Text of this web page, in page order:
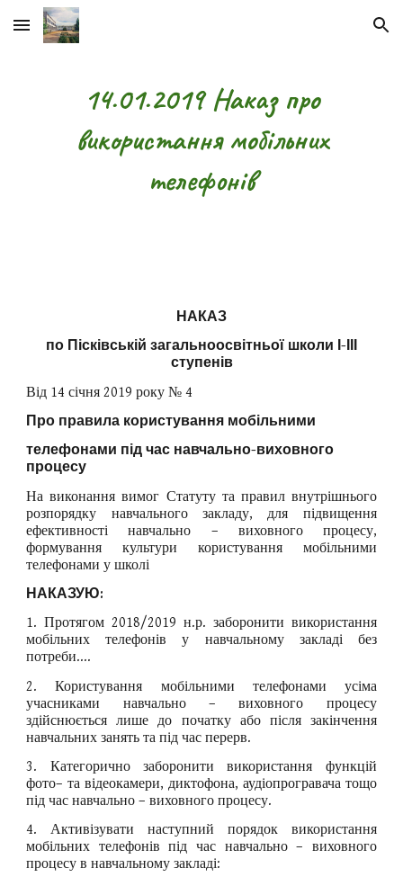
Skip to main content Skip to navigation
14.01.2019 Наказ про
використання мобільних
телефонів
НАКАЗ
по Пісківській загальноосвітньої школи І-ІІІ
ступенів
Від 14 січня 2019 року № 4
Про правила користування мобільними
телефонами під час навчально-виховного
процесу
На виконання вимог Статуту та правил внутрішнього
розпорядку навчального закладу, для підвищення
ефективності навчально – виховного процесу,
формування культури користування мобільними
телефонами у школі
НАКАЗУЮ:
1. Протягом 2018/2019 н.р. заборонити використання
мобільних телефонів у навчальному закладі без
потреби....
2. Користування мобільними телефонами усіма
учасниками навчально – виховного процесу
здійснюється лише до початку або після закінчення
навчальних занять та під час перерв.
3. Категорично заборонити використання функцій
фото– та відеокамери, диктофона, аудіопрогравача тощо
під час навчально – виховного процесу.
4. Активізувати наступний порядок використання
мобільних телефонів під час навчально – виховного
процесу в навчальному закладі: